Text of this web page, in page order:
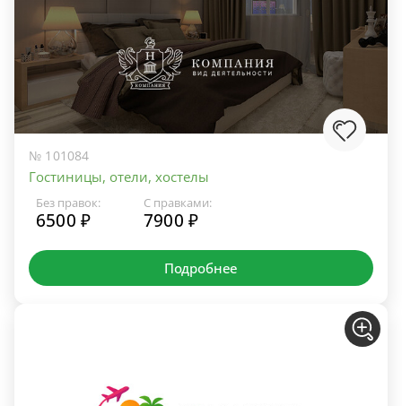
№ 101084
Гостиницы, отели, хостелы
Без правок:
6500 ₽
С правками:
7900 ₽
Подробнее